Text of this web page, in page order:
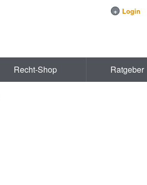
+ Login
Recht-Shop Ratgeber